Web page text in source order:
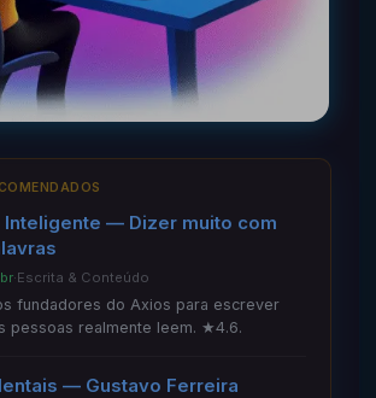
Inteligente — Dizer muito com
·Escrita & Conteúdo
fundadores do Axios para escrever
pessoas realmente leem. ★4.6.
— Gustavo Ferreira